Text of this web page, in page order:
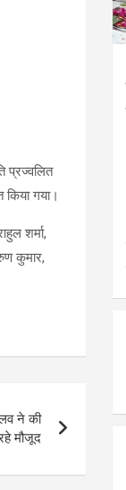
प्रज्वलित
गया।
शर्मा,
कुमार,
लव ने की
मौजूद